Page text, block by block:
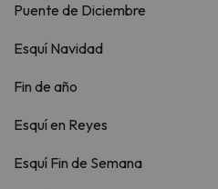
Puente de Diciembre
Esquí Navidad
Fin de año
Esquí en Reyes
Esquí Fin de Semana